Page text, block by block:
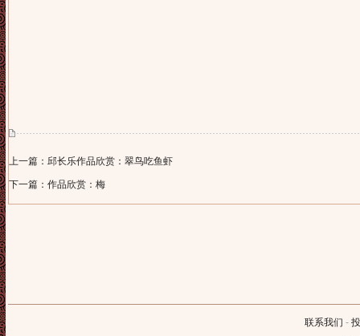
上一篇：邱长乐作品欣赏：翠鸟吃鱼虾
下一篇：作品欣赏：梅
联系我们 -